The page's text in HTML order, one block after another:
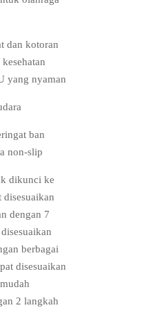
dan kotoran
yang nyaman
ban
non-slip
dikunci ke
disesuaikan
dengan 7
berbagai
disesuaikan
2 langkah